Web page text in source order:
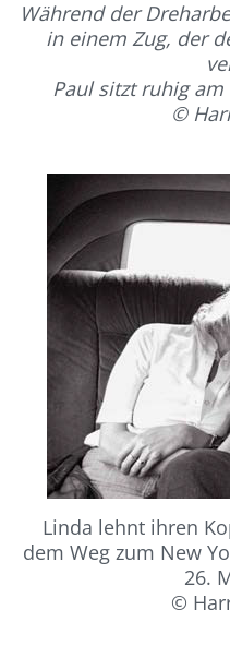
Während der
in einem Zug, der
Paul sitzt ruhig am
©
Linda lehnt ihren
dem Weg zum New
26.
©